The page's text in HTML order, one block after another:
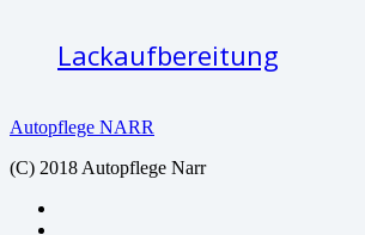
Lackaufbereitung
Autopflege NARR
(C) 2018 Autopflege Narr